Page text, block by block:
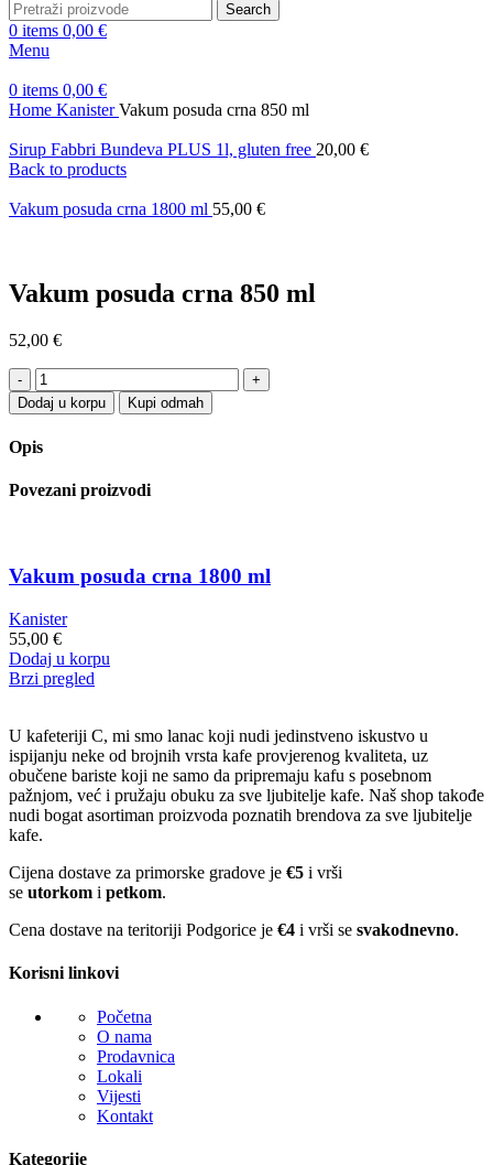
Search
0 items 0,00 €
Menu
0 items 0,00 €
Home KanisterVakum posuda crna 850 ml
Sirup Fabbri Bundeva PLUS 1l, gluten free 20,00 €
Back to products
Vakum posuda crna 1800 ml 55,00 €
Vakum posuda crna 850 ml
52,00 €
Vakum
posuda
crna
850
ml
Dodaj u korpu Kupi odmah
Opis
Povezani proizvodi
Vakum posuda crna 1800 ml
Kanister
55,00 €
Dodaj u korpu
Brzi pregled
U kafeteriji C, mi smo lanac koji nudi jedinstveno iskustvo u
ispijanju neke od brojnih vrsta kafe provjerenog kvaliteta, uz
obučene bariste koji ne samo da pripremaju kafu s posebnom
pažnjom, već i pružaju obuku za sve ljubitelje kafe. Naš shop takođe
nudi bogat asortiman proizvoda poznatih brendova za sve ljubitelje
kafe.
Cijena dostave za primorske gradove je €5 i vrši
se utorkom i petkom.
Cena dostave na teritoriji Podgorice je €4 i vrši se svakodnevno.
Korisni linkovi
Početna
O nama
Prodavnica
Lokali
Vijesti
Kontakt
Kategorije